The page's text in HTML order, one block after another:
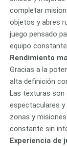
completar
objetos y abres
juego pensado
equipo
Rendimiento
Gracias a la
alta definición
Las texturas son
espectaculares y
zonas y
constante sin
Experiencia de